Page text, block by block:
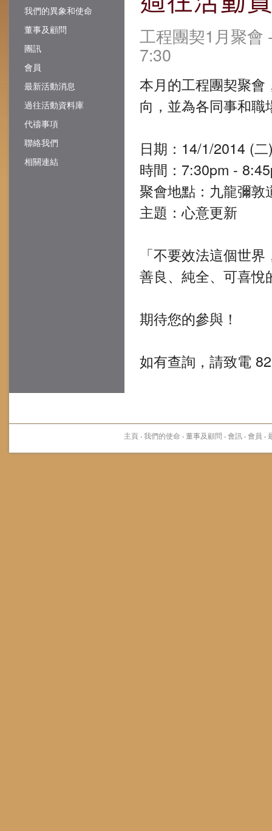
我們的異象和使命
董事及顧問
團訊
會員
最新活動消息
過往活動資料庫
代禱事項
聯絡我們
相關連結
工程團契1月聚會
7:30
本月的工程團契聚會
向，並為各同事和
日期：14/1/2014 (
時間：7:30pm -
聚會地點：九龍彌
主題：心意更新
「不要效法這個世
善良、純全、可喜
期待您的參與！
如有查詢，請致電
主頁·我們的使命 ·董事及顧問 ·會訊·會員 ·